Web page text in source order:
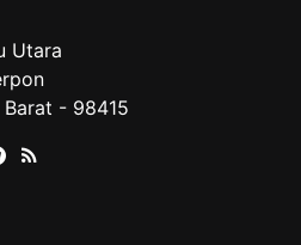
Utara
- 98415